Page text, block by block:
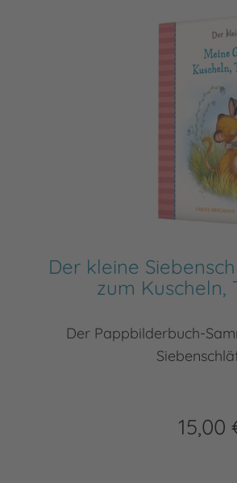
Der kleine
zum Kuscheln,
Der Pappbilderbuch-
15,00